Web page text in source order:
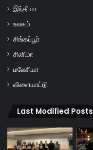
இந்தியா
உலகம்
சிங்கப்பூர்
சினிமா
மலேசியா
விளையாட்டு
Last Modified Posts